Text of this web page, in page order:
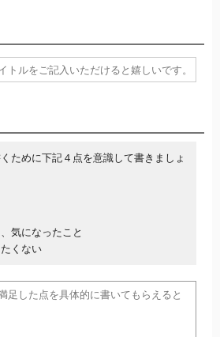
ために下記４点を意識して書きましょ
気になったこと
くない